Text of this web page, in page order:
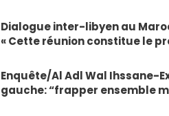
Dialogue inter-libyen au
« Cette réunion constitue le
Enquête/Al Adl Wal Ihssane-
gauche: “frapper ensemble